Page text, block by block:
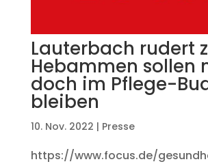
Lauterbach rudert
Hebammen sollen
doch im Pflege-
bleiben
10. Nov. 2022 | Presse
https://www.focus.de/